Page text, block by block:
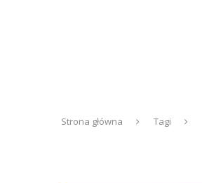
Strona główna Tagi